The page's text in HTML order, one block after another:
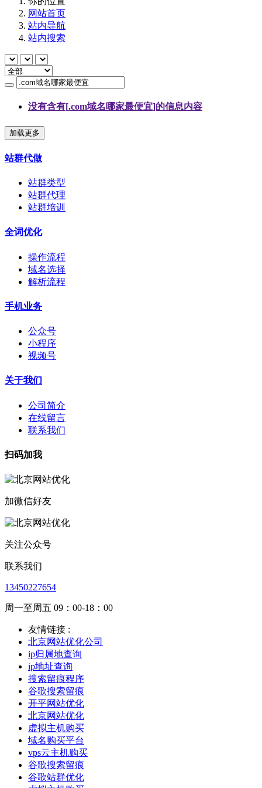
网站首页
站内导航
站内搜索
没有含有[.com域名哪家最便宜]的信息内容
加载更多
站群代做
站群类型
站群代理
站群培训
全词优化
操作流程
域名选择
解析流程
手机业务
公众号
小程序
视频号
关于我们
公司简介
在线留言
联系我们
扫码加我
加微信好友
关注公众号
联系我们
13450227654
周一至周五 09：00-18：00
友情链接 :
北京网站优化公司
ip归属地查询
ip地址查询
搜索留痕程序
谷歌搜索留痕
开平网站优化
北京网站优化
虚拟主机购买
域名购买平台
vps云主机购买
谷歌搜索留痕
谷歌站群优化